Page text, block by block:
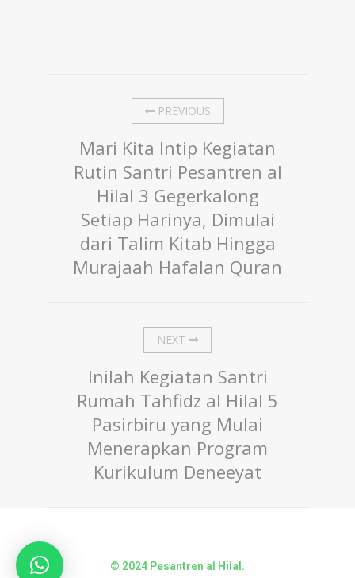
PREVIOUS
Mari Kita Intip Kegiatan
Rutin Santri Pesantren al
Hilal 3 Gegerkalong
Setiap Harinya, Dimulai
dari Talim Kitab Hingga
Murajaah Hafalan Quran
NEXT
Inilah Kegiatan Santri
Rumah Tahfidz al Hilal 5
Pasirbiru yang Mulai
Menerapkan Program
Kurikulum Deneeyat
© 2024 Pesantren al Hilal.